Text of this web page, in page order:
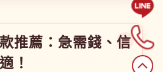
推薦：急需錢、信
！